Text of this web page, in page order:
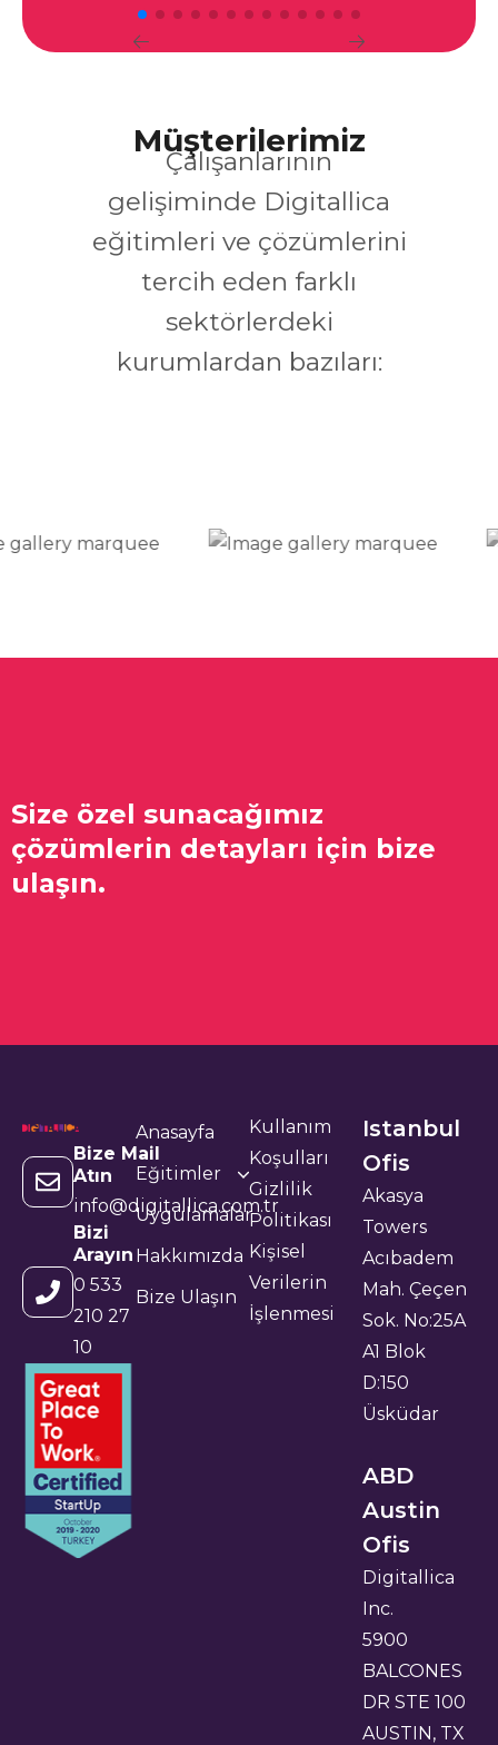
Müşterilerimiz
Çalışanlarının
gelişiminde Digitallica
eğitimleri ve çözümlerini
tercih eden farklı
sektörlerdeki
kurumlardan bazıları:
Size özel sunacağımız
çözümlerin detayları için bize
ulaşın.
Bize Mail
Atın
info@digitallica.com.tr
Bizi
Arayın
0 533
210 27
10
Anasayfa
Eğitimler
Uygulamalar
Hakkımızda
Bize Ulaşın
Kullanım
Koşulları
Gizlilik
Politikası
Kişisel
Verilerin
İşlenmesi
Istanbul
Ofis
Akasya
Towers
Acıbadem
Mah. Çeçen
Sok. No:25A
A1 Blok
D:150
Üsküdar
ABD
Austin
Ofis
Digitallica
Inc.
5900
BALCONES
DR STE 100
AUSTIN, TX